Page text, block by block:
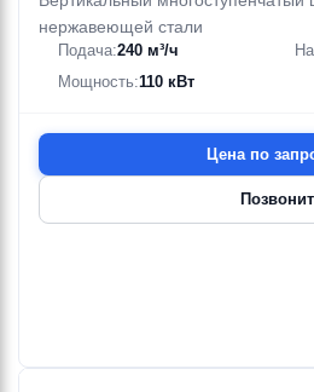
нержавеющей стали
Подача:240 м³/ч
Мощность:110 кВт
Цена по